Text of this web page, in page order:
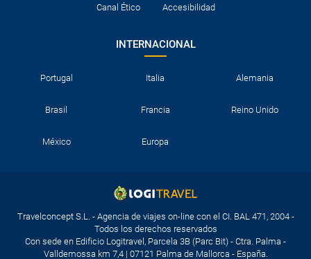
Canal Ético Accesibilidad
INTERNACIONAL
Portugal Italia Alemania
Brasil Francia Reino Unido
México Europa
Travelconcept S.L. - Agencia de viajes on-line con el CI. BAL 471, 2004 -
Todos los derechos reservados
Con sede en Edificio Logitravel, Parcela 3B (Parc Bit) - Ctra. Palma -
Valldemossa km 7,4 | 07121 Palma de Mallorca - España.